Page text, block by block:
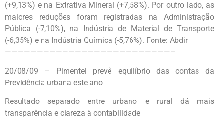
(+9,13%) e na Extrativa Mineral (+7,58%). Por outro lado, as
maiores reduções foram registradas na Administração
Pública (-7,10%), na Indústria de Material de Transporte
(-6,35%) e na Indústria Química (-5,76%). Fonte: Abdir
——————————————————————————–
20/08/09 – Pimentel prevê equilíbrio das contas da
Previdência urbana este ano
Resultado separado entre urbano e rural dá mais
transparência e clareza à contabilidade